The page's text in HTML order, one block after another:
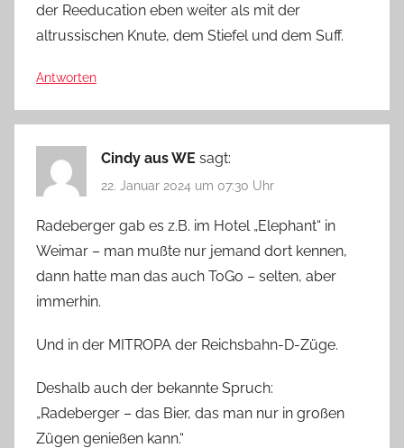
der Reeducation eben weiter als mit der
altrussischen Knute, dem Stiefel und dem Suff.
Antworten
Cindy aus WE sagt:
22. Januar 2024 um 07:30 Uhr
Radeberger gab es z.B. im Hotel „Elephant“ in
Weimar – man mußte nur jemand dort kennen,
dann hatte man das auch ToGo – selten, aber
immerhin.
Und in der MITROPA der Reichsbahn-D-Züge.
Deshalb auch der bekannte Spruch:
„Radeberger – das Bier, das man nur in großen
Zügen genießen kann.“